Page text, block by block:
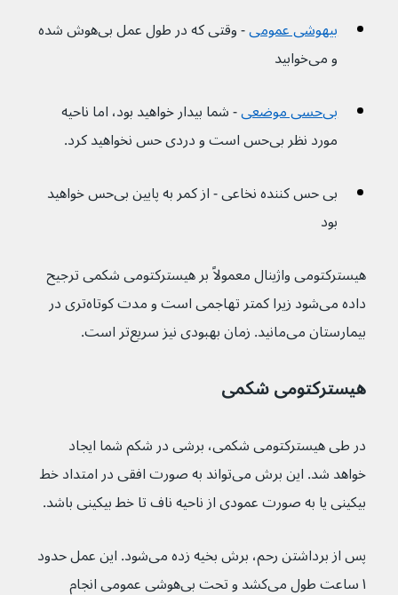
بیهوشی عمومی
- وقتی که در طول عمل بی‌هوش شده
و می‌خوابید
بی‌حسی موضعی
- شما بیدار خواهید بود، اما ناحیه
مورد نظر بی‌حس است و دردی حس نخواهید کرد.
بی حس کننده نخاعی - از کمر به پایین بی‌حس خواهید
بود
هیسترکتومی واژینال معمولاً بر هیسترکتومی شکمی ترجیح
داده می‌شود زیرا کمتر تهاجمی است و مدت کوتاه‌تری در
بیمارستان می‌مانید. زمان بهبودی نیز سریع‌تر است.
هیسترکتومی شکمی
در طی هیسترکتومی شکمی، برشی در شکم شما ایجاد
خواهد شد. این برش می‌تواند به صورت افقی در امتداد خط
بیکینی یا به صورت عمودی از ناحیه ناف تا خط بیکینی باشد.
پس از برداشتن رحم، برش بخیه زده می‌شود. این عمل حدود
۱ ساعت طول می‌کشد و تحت بی‌هوشی عمومی انجام